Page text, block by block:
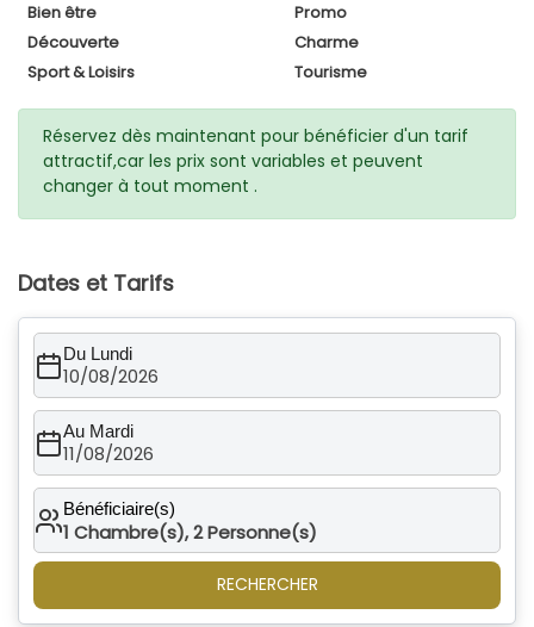
Bien être
Promo
Découverte
Charme
Sport & Loisirs
Tourisme
Réservez dès maintenant pour bénéficier d'un tarif
attractif,car les prix sont variables et peuvent
changer à tout moment .
Dates et Tarifs
Du Lundi
10/08/2026
Au Mardi
11/08/2026
Bénéficiaire(s)
1 Chambre(s),2Personne(s)
RECHERCHER